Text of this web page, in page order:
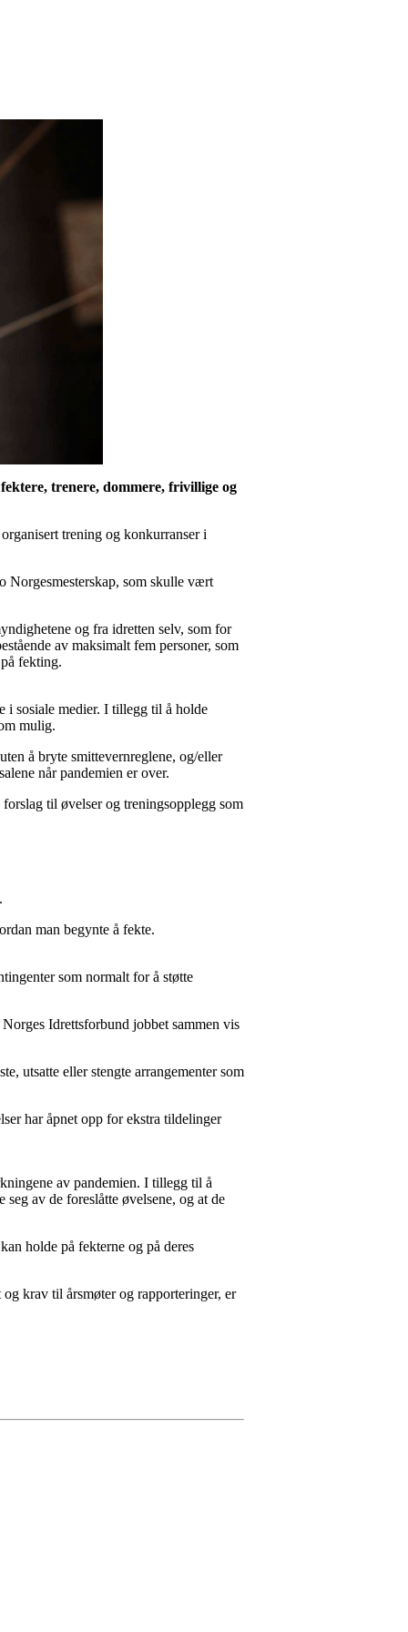
trenere, dommere, frivillige og
trening og konkurranser i
Norgesmesterskap, som skulle vært
og fra idretten selv, som for
av maksimalt fem personer, som
fekting.
i sosiale medier. I tillegg til å holde
mulig.
å bryte smittevernreglene, og/eller
når pandemien er over.
til øvelser og treningsopplegg som
man begynte å fekte.
som normalt for å støtte
Idrettsforbund jobbet sammen vis
utsatte eller stengte arrangementer som
har åpnet opp for ekstra tildelinger
av pandemien. I tillegg til å
av de foreslåtte øvelsene, og at de
holde på fekterne og på deres
krav til årsmøter og rapporteringer, er